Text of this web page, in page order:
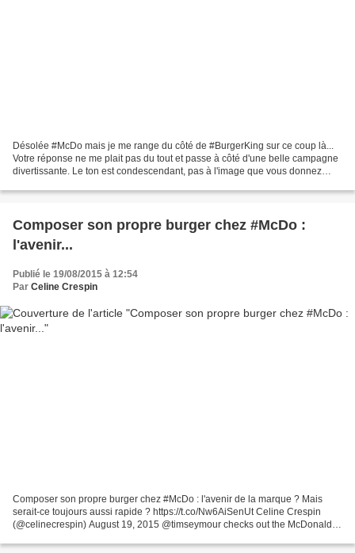
Désolée #McDo mais je me range du côté de #BurgerKing sur ce coup là...
Votre réponse ne me plait pas du tout et passe à côté d'une belle campagne
divertissante. Le ton est condescendant, pas à l'image que vous donnez
Composer son propre burger chez #McDo :
l'avenir...
Publié le 19/08/2015 à 12:54
Par Celine Crespin
Composer son propre burger chez #McDo : l'avenir de la marque ? Mais
serait-ce toujours aussi rapide ? https://t.co/Nw6AiSenUt Celine Crespin
(@celinecrespin) August 19, 2015 @timseymour checks out the McDonald's